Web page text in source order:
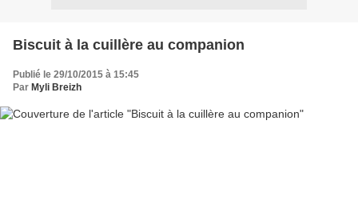
Biscuit à la cuillère au companion
Publié le 29/10/2015 à 15:45
Par Myli Breizh